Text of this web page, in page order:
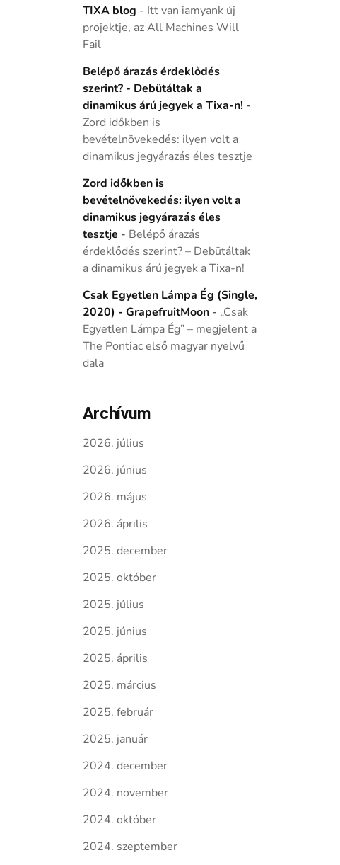
TIXA blog - Itt van iamyank új
projektje, az All Machines Will
Fail
Belépő árazás érdeklődés
szerint? - Debütáltak a
dinamikus árú jegyek a Tixa-n! -
Zord időkben is
bevételnövekedés: ilyen volt a
dinamikus jegyárazás éles tesztje
Zord időkben is
bevételnövekedés: ilyen volt a
dinamikus jegyárazás éles
tesztje - Belépő árazás
érdeklődés szerint? – Debütáltak
a dinamikus árú jegyek a Tixa-n!
Csak Egyetlen Lámpa Ég (Single,
2020) - GrapefruitMoon- „Csak
Egyetlen Lámpa Ég” – megjelent a
The Pontiac első magyar nyelvű
dala
Archívum
2026. július
2026. június
2026. május
2026. április
2025. december
2025. október
2025. július
2025. június
2025. április
2025. március
2025. február
2025. január
2024. december
2024. november
2024. október
2024. szeptember